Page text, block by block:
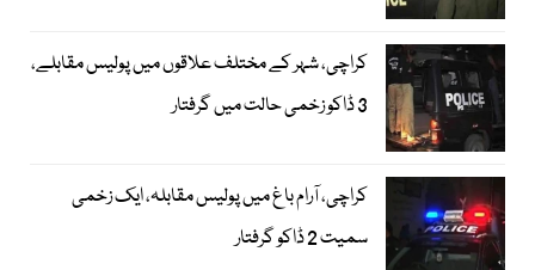
کراچی، شہر کے مختلف علاقوں میں پولیس مقابلے،
3 ڈاکو زخمی حالت میں گرفتار
کراچی، آرام باغ میں پولیس مقابلہ، ایک زخمی
سمیت 2 ڈاکو گرفتار